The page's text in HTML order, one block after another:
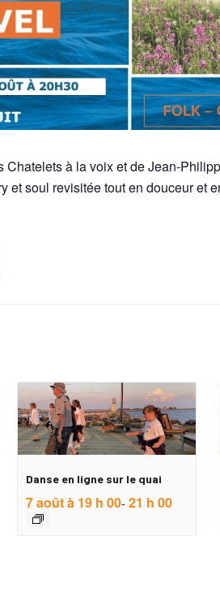
à la voix et de Jean-
et soul revisitée tout en douceur et
Danse en ligne sur le quai
7 août à 19 h 00- 21 h 00